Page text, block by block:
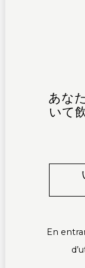
gras.
où les
une
avec la
Notes
du vin
あな
いて
En